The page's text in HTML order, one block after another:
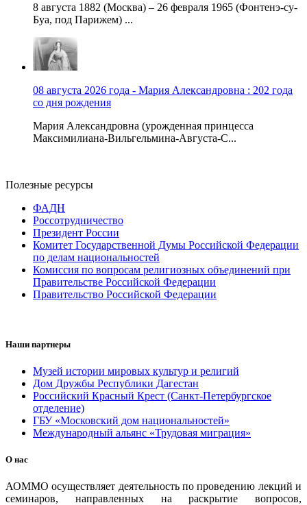
8 августа 1882 (Москва) – 26 февраля 1965 (Фонтенэ-су-
Буа, под Парижем) ...
08 августа 2026 года - Мария Александровна : 202 года
со дня рождения
Мария Александровна (урожденная принцесса
Максимилиана-Вильгельмина-Августа-С...
Полезные ресурсы
ФАДН
Россотрудничество
Президент России
Комитет Государственной Думы Российской Федерации
по делам национальностей
Комиссия по вопросам религиозных объединений при
Правительстве Российской Федерации
Правительство Российской Федерации
Наши партнеры
Музей истории мировых культур и религий
Дом Дружбы Республики Дагестан
Российский Красный Крест (Санкт-Петербургское
отделение)
ГБУ «Московский дом национальностей»
Международный альянс «Трудовая миграция»
О нас
АОММО осуществляет деятельность по проведению лекций и
семинаров, направленных на раскрытие вопросов,